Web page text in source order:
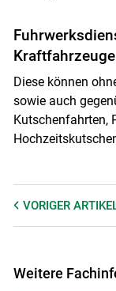
Diese können
sowie auch
Kutschenfahrten,
VORIGER
Weitere